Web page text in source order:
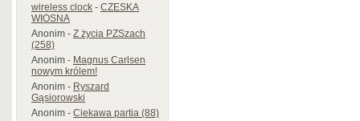
wireless clock-CZESKA
WIOSNA
Anonim-Z życia PZSzach
(258)
Anonim-Magnus Carlsen
nowym królem!
Anonim-Ryszard
Gąsiorowski
Anonim-Ciekawa partia (88)